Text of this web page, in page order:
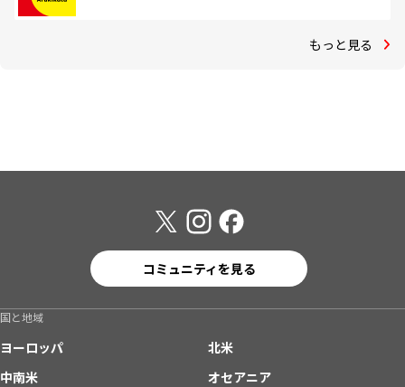
もっと見る
コミュニティを見る
国と地域
ヨーロッパ
北米
中南米
オセアニア